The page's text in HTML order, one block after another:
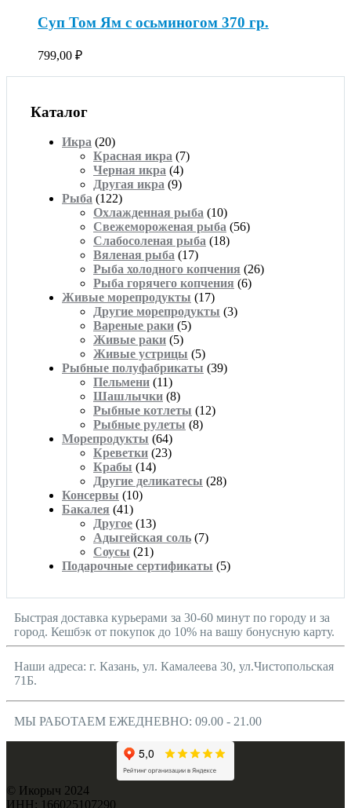
Суп Том Ям с осьминогом 370 гр.
799,00 ₽
Каталог
Икра (20)
Красная икра (7)
Черная икра (4)
Другая икра (9)
Рыба (122)
Охлажденная рыба (10)
Свежемороженая рыба (56)
Слабосоленая рыба (18)
Вяленая рыба (17)
Рыба холодного копчения (26)
Рыба горячего копчения (6)
Живые морепродукты (17)
Другие морепродукты (3)
Вареные раки (5)
Живые раки (5)
Живые устрицы (5)
Рыбные полуфабрикаты (39)
Пельмени (11)
Шашлычки (8)
Рыбные котлеты (12)
Рыбные рулеты (8)
Морепродукты (64)
Креветки (23)
Крабы (14)
Другие деликатесы (28)
Консервы (10)
Бакалея (41)
Другое (13)
Адыгейская соль (7)
Соусы (21)
Подарочные сертификаты (5)
Быстрая доставка курьерами за 30-60 минут по городу и за
город. Кешбэк от покупок до 10% на вашу бонусную карту.
Наши адреса: г. Казань, ул. Камалеева 30, ул.Чистопольская
71Б.
МЫ РАБОТАЕМ ЕЖЕДНЕВНО: 09.00 - 21.00
© Икорыч 2024
ИНН: 166025107290